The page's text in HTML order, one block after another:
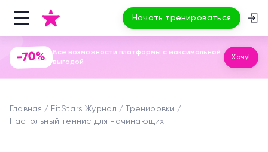
Начать тренироваться
-70%
Все возможности платформы с максимальной
выгодой
Хочу!
Главная FitStars Журнал
Тренировки
Настольный теннис для начинающих